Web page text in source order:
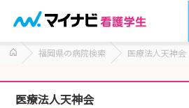
福岡県の病院検索 医療法人天神会
医療法人天神会